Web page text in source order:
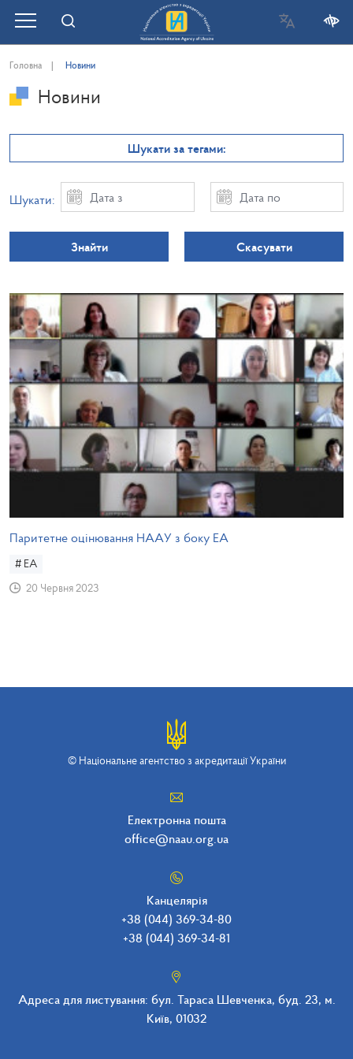
Головна Новини
Новини
Шукати за тегами:
Шукати:
Знайти Скасувати
Паритетне оцінювання НААУ з боку ЕА
# EA
20 Червня 2023
© Національне агентство з акредитації України
Електронна пошта
office@naau.org.ua
Канцелярія
+38 (044) 369-34-80
+38 (044) 369-34-81
Адреса для листування: бул. Тараса Шевченка, буд. 23, м.
Київ, 01032